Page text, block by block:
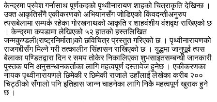
केन्द्रमा प्रवेश गर्नासाथ पूर्णकदको पृथ्वीनारायण शाहको चित्राकृति देखिन्छ ।
उक्त आकृतिसँगै एकीकरणको अभियानसँग जोडिएको किंवदन्तीअनुरुप
त्यसबेलामा सम्पर्क रहेका गोरखनाथको आकृति र शाहवंशीय वंशवृक्ष राखिएको छ
। केन्द्रमा कपडामा लेखिएको ५२ हातको हस्तलिखित
जन्मकुण्डली(राष्ट्रनिर्माता)को छविचित्र प्रस्तुत गरिएको छ । पृथ्वीनारायणको
राजगद्दीसँग मिल्ने गरी तत्कालीन सिंहासन राखिएको छ । युद्धमा जानुपूर्व त्यस
बेलाका पण्डितद्वारा दिन र समय तोकेर निकालिएका शुभसाइतसम्बन्धी जानकारी
पुस्तक पनि अनुसन्धानकर्ताका लागि महत्वपूर्ण दस्तावेज हुनेछ । एकीकरणका
नायक पृथ्वीनारायणले छिमेकी र छिमेकी राजाले उहाँलाई लेखेका करीब २००
चिट्ठीको संँगालो पनि इतिहास जान्न चाहनेका लागि निकै महत्वपूर्ण खुराक हुने
छ ।